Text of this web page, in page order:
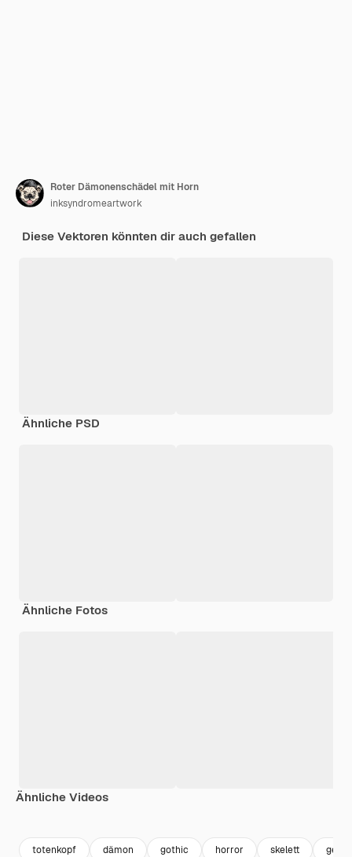
Roter Dämonenschädel mit Horn
inksyndromeartwork
Diese Vektoren könnten dir auch gefallen
Ähnliche PSD
Ähnliche Fotos
Ähnliche Videos
totenkopf dämon gothic horror skelett